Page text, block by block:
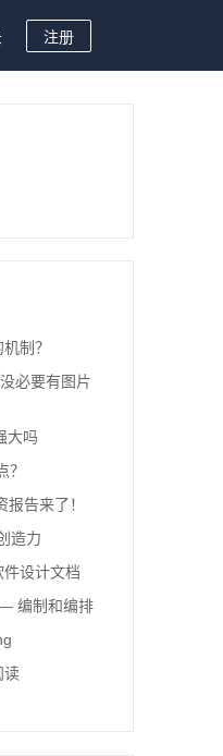
注册
制？
必要有图片
大吗
报告来了！
造力
件设计文档
编制和编排
读